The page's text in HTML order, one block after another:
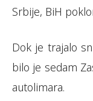
Srbije, BiH
Dok je trajalo
bilo je sedam
autolimara.